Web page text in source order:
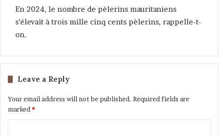
En 2024, le nombre de pèlerins mauritaniens
s’élevait à trois mille cinq cents pèlerins, rappelle-t-
on.
Leave a Reply
Your email address will not be published. Required fields are
marked *